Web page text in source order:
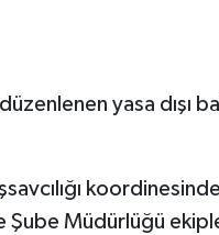
yasa dışı
Müdürlüğü